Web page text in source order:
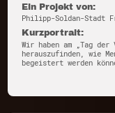
Ein Projekt von:
Philipp-Soldan-Stadt
Kurzportrait:
Wir haben am „Tag der
herauszufinden, wie
begeistert werden